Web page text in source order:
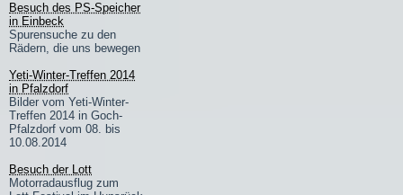
Besuch des PS-Speicher
in Einbeck
Spurensuche zu den
Rädern, die uns bewegen
Yeti-Winter-Treffen 2014
in Pfalzdorf
Bilder vom Yeti-Winter-
Treffen 2014 in Goch-
Pfalzdorf vom 08. bis
10.08.2014
Besuch der Lott
Motorradausflug zum